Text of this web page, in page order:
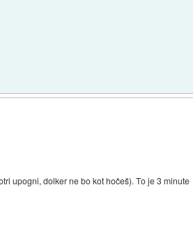
upogni, dolker ne bo kot hočeš). To je 3 minute